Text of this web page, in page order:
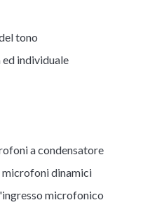
tono
individuale
a condensatore
microfoni dinamici
microfonico